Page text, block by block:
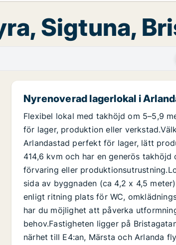
Sigtuna,
Nyrenoverad lagerlokal i
Flexibel lokal med takhöjd om 5–5,9
för lager, produktion eller
Arlandastad perfekt för lager, lätt
414,6 kvm och har en generös
förvaring eller
sida av byggnaden (ca 4,2 x 4,5
enligt ritning plats för WC,
har du möjlighet att påverka
behov.Fastigheten ligger på
närhet till E4:an, Märsta och Arlanda